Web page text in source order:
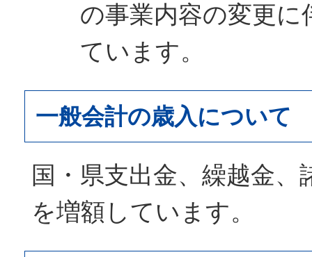
の事業内容の変更に
ています。
一般会計の歳入について
国・県支出金、繰越金、
を増額しています。